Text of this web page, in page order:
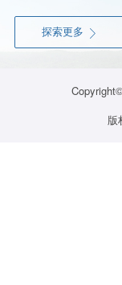
探索更多 
版